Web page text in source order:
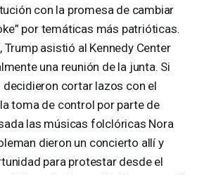
con la promesa de cambiar
por temáticas más patrióticas.
Trump asistió al Kennedy Center
una reunión de la junta. Si
cortar lazos con el
toma de control por parte de
las músicas folclóricas Nora
dieron un concierto allí y
para protestar desde el